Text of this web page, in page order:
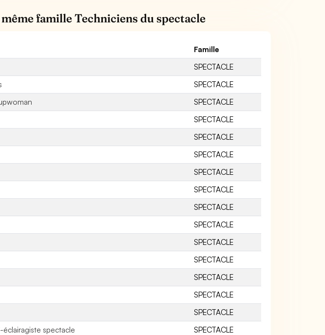
famille Techniciens du spectacle
Famille
SPECTACLE
SPECTACLE
SPECTACLE
SPECTACLE
SPECTACLE
SPECTACLE
SPECTACLE
SPECTACLE
SPECTACLE
SPECTACLE
SPECTACLE
SPECTACLE
SPECTACLE
SPECTACLE
SPECTACLE
spectacle
SPECTACLE